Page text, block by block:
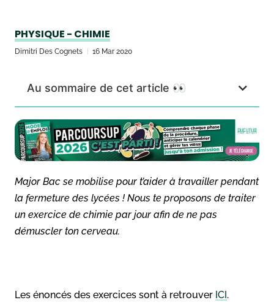
PHYSIQUE - CHIMIE
Dimitri Des Cognets 16 Mar 2020
Au sommaire de cet article 👀
Major Bac se mobilise pour t’aider à travailler pendant
la fermeture des lycées ! Nous te proposons de traiter
un exercice de chimie par jour afin de ne pas
démuscler ton cerveau.
Les énoncés des exercices sont à retrouver ICI.